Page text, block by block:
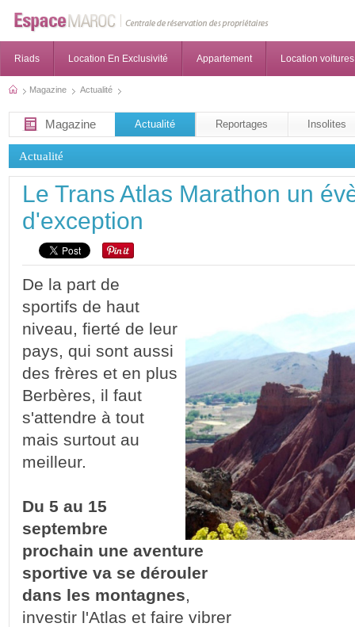
Riads Location En Exclusivité Appartement Location voitures
Magazine Actualité
Magazine Actualité Reportages Insolites
Actualité
Le Trans Atlas Marathon un
d'exception
De la part de
sportifs de haut
niveau, fierté de leur
pays, qui sont aussi
des frères et en plus
Berbères, il faut
s'attendre à tout
mais surtout au
meilleur.
Du 5 au 15
septembre
prochain une aventure
sportive va se dérouler
dans les montagnes,
investir l'Atlas et faire vibrer